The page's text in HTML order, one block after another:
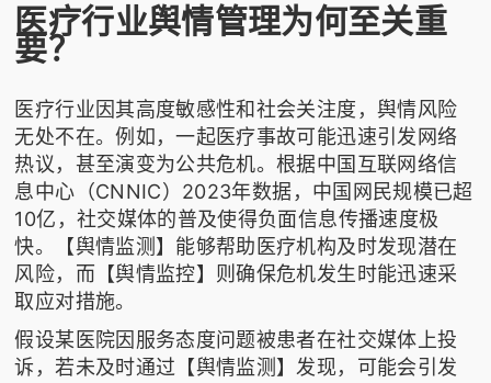
医疗行业舆情管理为何至关重
要？
医疗行业因其高度敏感性和社会关注度，舆情风险
无处不在。例如，一起医疗事故可能迅速引发网络
热议，甚至演变为公共危机。根据中国互联网络信
息中心（CNNIC）2023年数据，中国网民规模已超
10亿，社交媒体的普及使得负面信息传播速度极
快。【舆情监测】能够帮助医疗机构及时发现潜在
风险，而【舆情监控】则确保危机发生时能迅速采
取应对措施。
假设某医院因服务态度问题被患者在社交媒体上投
诉，若未及时通过【舆情监测】发现，可能会引发